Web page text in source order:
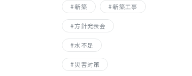
新築 新築工事
方針発表会
水不足
災害対策